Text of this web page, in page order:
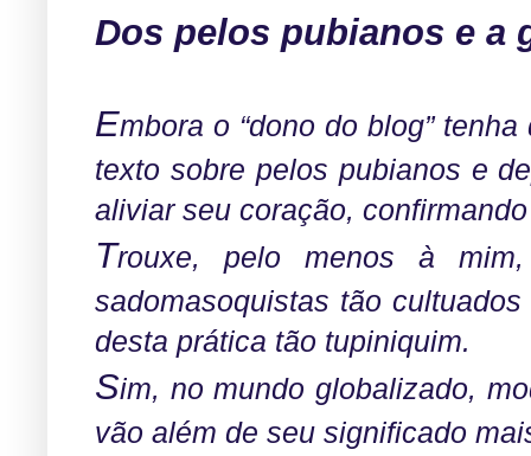
Dos pelos pubianos e a
Embora o “dono do blog”
texto sobre pelos pubianos e
aliviar seu coração,
Trouxe, pelo menos à
sadomasoquistas tão
desta prática tão tupiniquim.
Sim, no mundo globalizado,
vão além de seu significado